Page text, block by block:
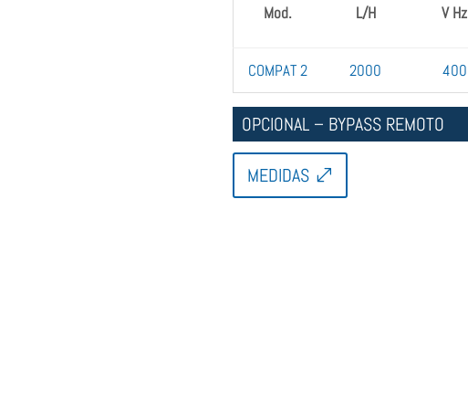
Mod. L/H V Hz
COMPAT 2 2000 400
OPCIONAL – BYPASS REMOTO
MEDIDAS